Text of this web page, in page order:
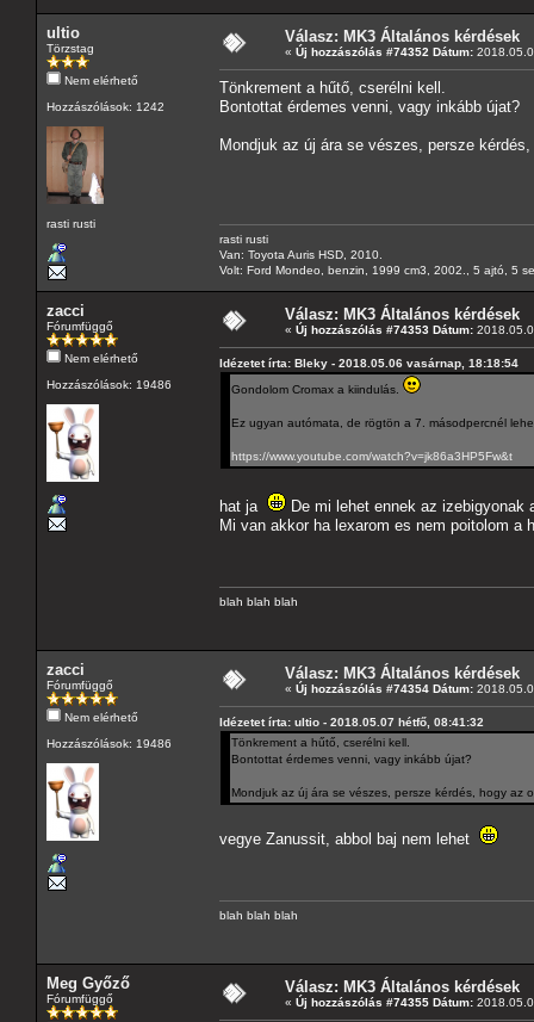
ultio
Törzstag
Nem elérhető
Hozzászólások: 1242
rasti rusti
Válasz: MK3 Általános kérdések
« Új hozzászólás #74352 Dátum:
Tönkrement a hűtő, cserélni kell.
Bontottat érdemes venni, vagy inkább újat?
Mondjuk az új ára se vészes, persze
rasti rusti
Van: Toyota Auris HSD, 2010.
Volt: Ford Mondeo, benzin, 1999 cm3, 2002., 5 ajtó, 5
zacci
Fórumfüggő
Nem elérhető
Hozzászólások: 19486
Válasz: MK3 Általános kérdések
« Új hozzászólás #74353 Dátum:
Idézetet írta: Bleky - 2018.05.06 vasárnap, 18:18:54
Gondolom Cromax a kiindulás.
Ez ugyan autómata, de rögtön a 7. másodpercnél
https://www.youtube.com/watch?v=jk86a3HP5Fw&t
hat ja
De mi lehet ennek az
Mi van akkor ha lexarom es nem poitolom a
blah blah blah
zacci
Fórumfüggő
Nem elérhető
Hozzászólások: 19486
Válasz: MK3 Általános kérdések
« Új hozzászólás #74354 Dátum:
Idézetet írta: ultio - 2018.05.07 hétfő, 08:41:32
Tönkrement a hűtő, cserélni kell.
Bontottat érdemes venni, vagy inkább újat?
Mondjuk az új ára se vészes, persze kérdés, hogy az
vegye Zanussit, abbol baj nem lehet
blah blah blah
Meg Győző
Fórumfüggő
Válasz: MK3 Általános kérdések
« Új hozzászólás #74355 Dátum: